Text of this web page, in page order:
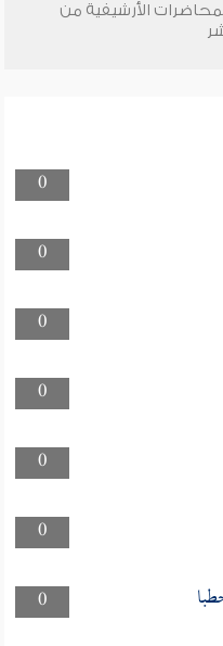
الأرشيفية من
0
0
0
0
0
0
0